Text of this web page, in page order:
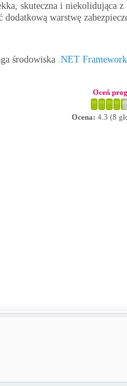
skuteczna i niekolidująca z
warstwę
środowiska .NET Framework
Oceń
Ocena: 4.3 (8